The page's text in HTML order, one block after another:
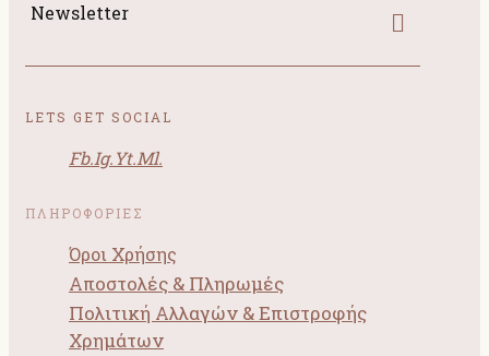
Newsletter
LETS GET SOCIAL
Fb.Ig.Yt.Ml.
ΠΛΗΡΟΦΟΡΙΕΣ
Όροι Χρήσης
Αποστολές & Πληρωμές
Πολιτική Αλλαγών & Επιστροφής
Χρημάτων